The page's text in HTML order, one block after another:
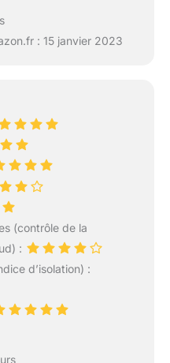
: 15 janvier 2023
(contrôle de la
:
d’isolation) :